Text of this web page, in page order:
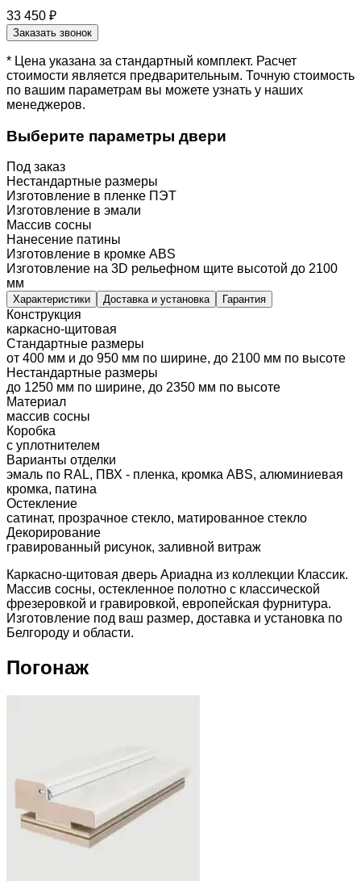
33 450 ₽
Заказать звонок
* Цена указана за стандартный комплект. Расчет
стоимости является предварительным. Точную стоимость
по вашим параметрам вы можете узнать у наших
менеджеров.
Выберите параметры двери
Под заказ
Нестандартные размеры
Изготовление в пленке ПЭТ
Изготовление в эмали
Массив сосны
Нанесение патины
Изготовление в кромке ABS
Изготовление на 3D рельефном щите высотой до 2100
мм
Характеристики Доставка и установка Гарантия
Конструкция
каркасно-щитовая
Стандартные размеры
от 400 мм и до 950 мм по ширине, до 2100 мм по высоте
Нестандартные размеры
до 1250 мм по ширине, до 2350 мм по высоте
Материал
массив сосны
Коробка
с уплотнителем
Варианты отделки
эмаль по RAL, ПВХ - пленка, кромка ABS, алюминиевая
кромка, патина
Остекление
сатинат, прозрачное стекло, матированное стекло
Декорирование
гравированный рисунок, заливной витраж
Каркасно-щитовая дверь Ариадна из коллекции Классик.
Массив сосны, остекленное полотно с классической
фрезеровкой и гравировкой, европейская фурнитура.
Изготовление под ваш размер, доставка и установка по
Белгороду и области.
Погонаж